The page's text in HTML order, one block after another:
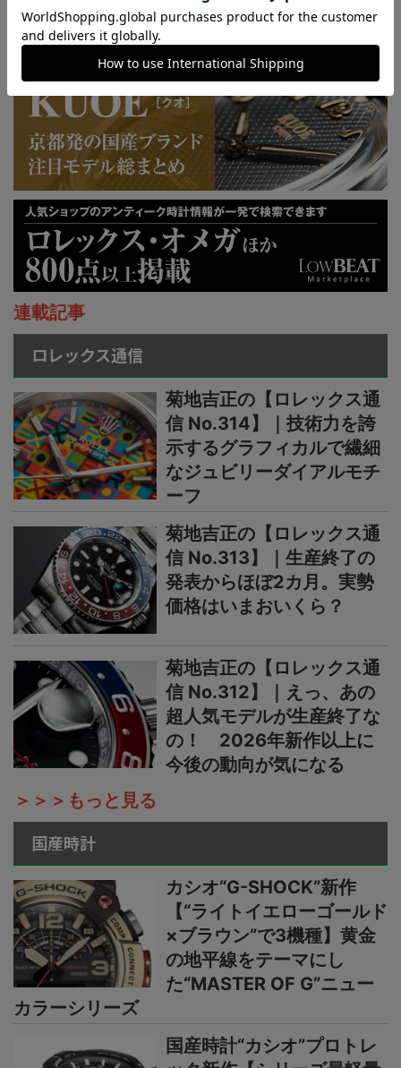
KUOE：総まとめ
連載記事
ロレックス通信
菊地吉正の【ロレックス通
信 No.314】｜技術力を誇
示するグラフィカルで繊細
なジュビリーダイアルモチ
ーフ
菊地吉正の【ロレックス通
信 No.313】｜生産終了の
発表からほぼ2カ月。実勢
価格はいまおいくら？
菊地吉正の【ロレックス通
信 No.312】｜えっ、あの
超人気モデルが生産終了な
の！ 2026年新作以上に
今後の動向が気になる
＞＞＞もっと見る
国産時計
カシオ“G-SHOCK”新作
【“ライトイエローゴールド
×ブラウン”で3機種】黄金
の地平線をテーマにし
た“MASTER OF G”ニュー
カラーシリーズ
国産時計“カシオ”プロトレ